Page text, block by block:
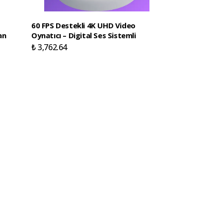
60 FPS Destekli 4K UHD Video
Oynatıcı – Digital Ses Sistemli
₺ 3,762.64